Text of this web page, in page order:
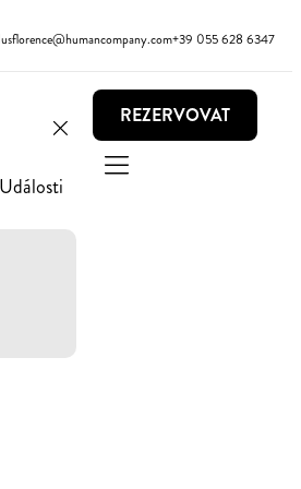
+39 055 628 6347
Události
REZERVOVAT